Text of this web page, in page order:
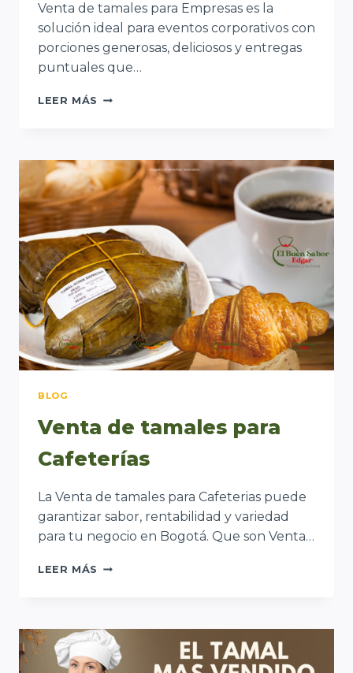
Venta de tamales para Empresas es la
solución ideal para eventos corporativos con
porciones generosas, deliciosos y entregas
puntuales que…
LEER MÁS VENTA
EMPRESAS
BLOG
Venta de tamales para
Cafeterías
La Venta de tamales para Cafeterias puede
garantizar sabor, rentabilidad y variedad
para tu negocio en Bogotá. Que son Venta…
LEER MÁS VENTA
CAFETERÍAS